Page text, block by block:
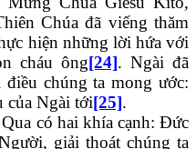
Chúa đã viếng thăm
hiện những lời hứa với
cháu ông[24]. Ngài đã
chúng ta mong ước:
của Ngài tới[25].
có hai khía cạnh: Đức
giải thoát chúng ta